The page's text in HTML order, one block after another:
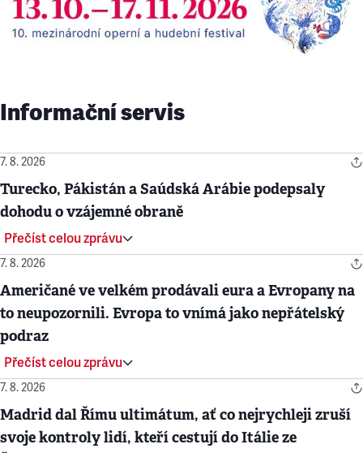
Informační servis
7. 8. 2026
Turecko, Pákistán a Saúdská Arábie podepsaly
dohodu o vzájemné obraně
Přečíst celou zprávu
7. 8. 2026
Američané ve velkém prodávali eura a Evropany na
to neupozornili. Evropa to vnímá jako nepřátelský
podraz
Přečíst celou zprávu
7. 8. 2026
Madrid dal Římu ultimátum, ať co nejrychleji zruší
svoje kontroly lidí, kteří cestují do Itálie ze